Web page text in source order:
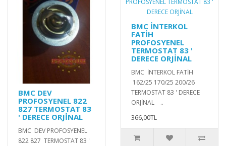
BMC DEV
PROFOSYENEL 822
827 TERMOSTAT 83
' DERECE ORJİNAL
BMC DEV PROFOSYENEL
822 827 TERMOSTAT 83 '
BMC İNTERKOL
FATİH
PROFOSYENEL
TERMOSTAT 83 '
DERECE ORJİNAL
BMC İNTERKOL FATİH
162/25 170/25 200/26
TERMOSTAT 83 ' DERECE
ORJİNAL ..
366,00TL